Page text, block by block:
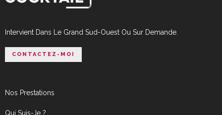
Intervient Dans Le Grand Sud-Ouest Ou Sur Demande.
CONTACTEZ-MOI
Nos Prestations
Qui Suis-Je ?